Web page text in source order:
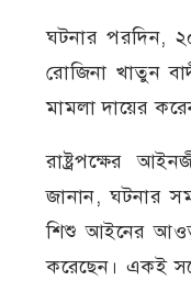
ঘটনার পরদিন,
রোজিনা খাতুন
মামলা দায়ের
রাষ্ট্রপক্ষের
জানান, ঘটনার
শিশু আইনের
করেছেন। একই